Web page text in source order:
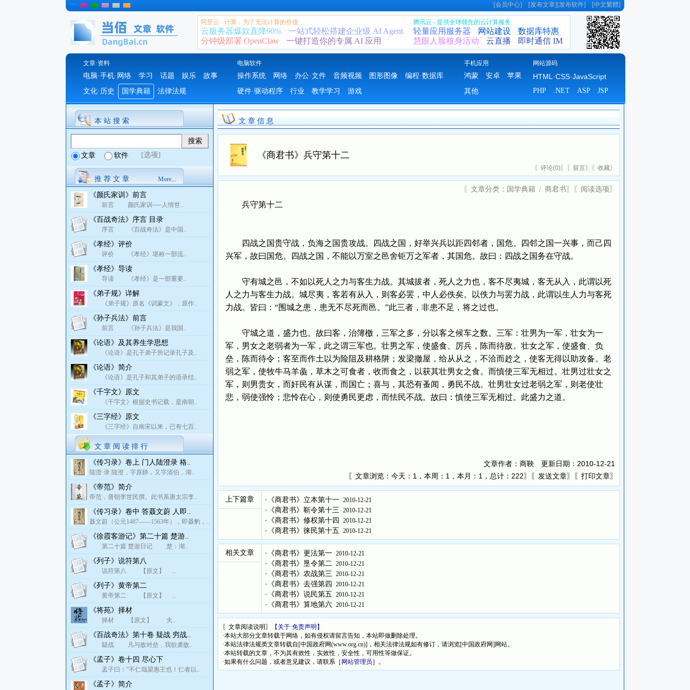
[会员中心] [发布文章][发布软件] [中文繁體]
阿里云 - 计算，为了无法计算的价值
云服务器爆款直降90%
一站式轻松搭建企业级 AI Agent
分钟级部署 OpenClaw
一键打造你的专属 AI 应用
腾讯云 - 提供全球领先的云计算服务
轻量应用服务器 网站建设
数据库特惠
慧眼人脸核身活动
云直播 即时通信 IM
文章·资料 电脑软件 手机应用 网站源码
电脑·手机·网络 学习 话题 娱乐
故事
文化·历史
国学典籍 法律法规
操作系统 网络 办公·文件 音频视频 图形图像
编程·数据库
硬件·驱动程序
行业 教学学习 游戏
鸿蒙 安卓
苹果
其他
HTML·CSS·JavaScript
PHP .NET ASP JSP
本 站 搜 索
文章 软件 [选项]
推 荐 文 章 More...
《颜氏家训》前言
前言 颜氏家训──人情世..
《百战奇法》序言 目录
序言 《百战奇法》是中国..
《孝经》评价
评价 《孝经》堪称一部流..
《孝经》导读
导读 《孝经》是一部重要..
《弟子规》详解
《弟子规》原名《训蒙文》，原作..
《孙子兵法》前言
前言 《孙子兵法》是我国..
《论语》及其养生学思想
《论语》是孔子弟子所记录孔子及..
《论语》简介
《论语》是孔子和其弟子的语录结..
《千字文》原文
《千字文》根据史书记载，是南朝..
《三字经》原文
《三字经》自南宋以来，已有七百..
文 章 阅 读 排 行
《传习录》卷上 门人陆澄录 格..
陆澄·录 陆澄，字原静，又字清伯，湖..
《帝范》简介
帝范，唐朝李世民撰。此书系唐太宗李..
《传习录》卷中 答聂文蔚 人即..
聂文蔚（公元1487——1563年），即聂豹，..
《徐霞客游记》第二十篇 楚游..
第二十篇 楚游日记 楚：湖..
《列子》说符第八
说符第八 【原文】 ..
《列子》黄帝第二
黄帝第二 【原文】 ..
《将苑》择材
择材 【原文】 夫..
《百战奇法》第十卷 疑战 穷战..
疑战 凡与敌对垒，我欲袭敌..
《孟子》卷十四 尽心下
孟子曰：“不仁哉梁惠王也！仁者以..
《孟子》简介
文 章 信 息
《商君书》兵守第十二
〖 评论(0)〗〖 留言〗〖 收藏〗
〖文章分类： 国学典籍 / 商君书〗〖 阅读选项〗
兵守第十二
四战之国贵守战，负海之国贵攻战。四战之国，好举兴兵以距四邻者，国危。四邻之国一兴事，而己四
兴军，故曰国危。四战之国，不能以万室之邑舍钜万之军者，其国危。故曰：四战之国务在守战。
守有城之邑，不如以死人之力与客生力战。其城拔者，死人之力也，客不尽夷城，客无从入，此谓以死
人之力与客生力战。城尽夷，客若有从入，则客必罢，中人必佚矣。以佚力与罢力战，此谓以生人力与客死
力战。皆曰：“围城之患，患无不尽死而邑。”此三者，非患不足，将之过也。
守城之道，盛力也。故曰客，治簿檄，三军之多，分以客之候车之数。三军：壮男为一军，壮女为一
军，男女之老弱者为一军，此之谓三军也。壮男之军，使盛食、厉兵，陈而待敌。壮女之军，使盛食、负
垒，陈而待令；客至而作土以为险阻及耕格阱；发梁撤屋，给从从之，不洽而赺之，使客无得以助攻备。老
弱之军，使牧牛马羊彘，草木之可食者，收而食之，以获其壮男女之食。而慎使三军无相过。壮男过壮女之
军，则男贵女，而奸民有从谋，而国亡；喜与，其恐有蚤闻，勇民不战。壮男壮女过老弱之军，则老使壮
悲，弱使强怜；悲怜在心，则使勇民更虑，而怯民不战。故曰：慎使三军无相过。此盛力之道。
文章作者：商鞅 更新日期： 2010-12-21
〖文章浏览： 今天：1，本周：1，本月：1，总计：222〗〖 发送文章〗〖 打印文章〗
上下篇章 · 《商君书》立本第十一 2010-12-21
· 《商君书》靳令第十三 2010-12-21
· 《商君书》修权第十四 2010-12-21
· 《商君书》徕民第十五 2010-12-21
相关文章 · 《商君书》更法第一 2010-12-21
· 《商君书》垦令第二 2010-12-21
· 《商君书》农战第三 2010-12-21
· 《商君书》去强第四 2010-12-21
· 《商君书》说民第五 2010-12-21
· 《商君书》算地第六 2010-12-21
〖文章阅读说明〗
【关于·免责声明】
·本站大部分文章转载于网络，如有侵权请留言告知，本站即做删除处理。
·本站法律法规类文章转载自[中国政府网(www.org.cn)]，相关法律法规如有修订，请浏览[中国政府网]网站。
·本站转载的文章，不为其有效性，实效性，安全性，可用性等做保证。
·如果有什么问题，或者意见建议，请联系［ 网站管理员 ］。